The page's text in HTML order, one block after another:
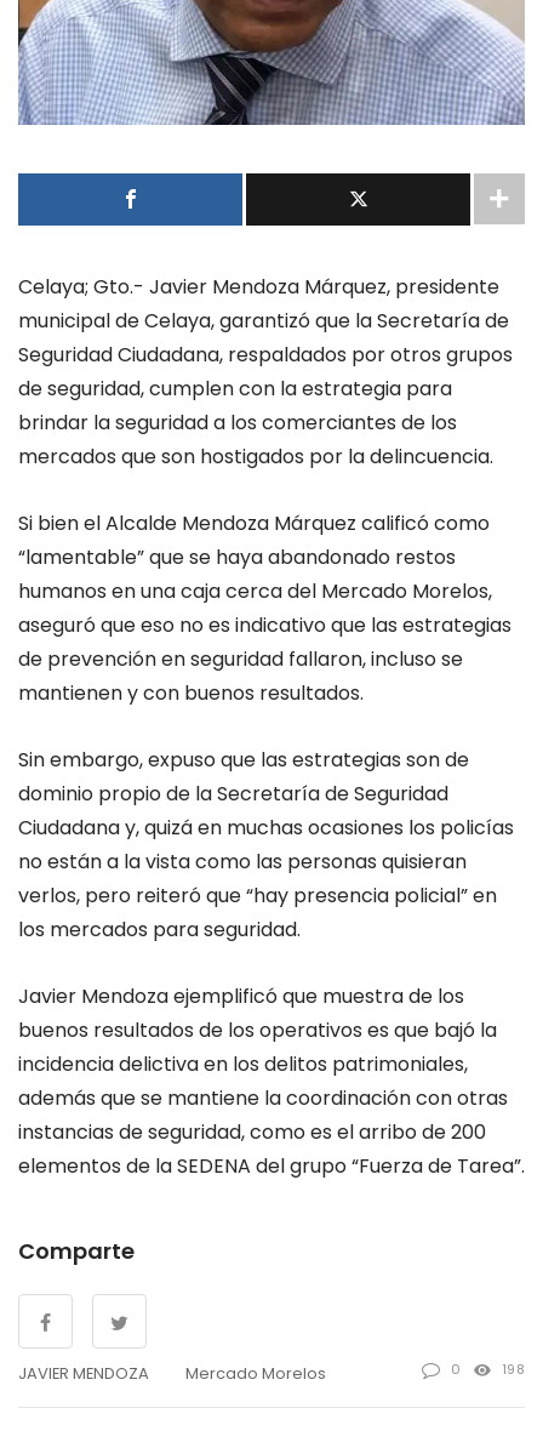
Celaya; Gto.- Javier Mendoza Márquez, presidente
municipal de Celaya, garantizó que la Secretaría de
Seguridad Ciudadana, respaldados por otros grupos
de seguridad, cumplen con la estrategia para
brindar la seguridad a los comerciantes de los
mercados que son hostigados por la delincuencia.
Si bien el Alcalde Mendoza Márquez calificó como
“lamentable” que se haya abandonado restos
humanos en una caja cerca del Mercado Morelos,
aseguró que eso no es indicativo que las estrategias
de prevención en seguridad fallaron, incluso se
mantienen y con buenos resultados.
Sin embargo, expuso que las estrategias son de
dominio propio de la Secretaría de Seguridad
Ciudadana y, quizá en muchas ocasiones los policías
no están a la vista como las personas quisieran
verlos, pero reiteró que “hay presencia policial” en
los mercados para seguridad.
Javier Mendoza ejemplificó que muestra de los
buenos resultados de los operativos es que bajó la
incidencia delictiva en los delitos patrimoniales,
además que se mantiene la coordinación con otras
instancias de seguridad, como es el arribo de 200
elementos de la SEDENA del grupo “Fuerza de Tarea”.
Comparte
JAVIER MENDOZA Mercado Morelos 0 198